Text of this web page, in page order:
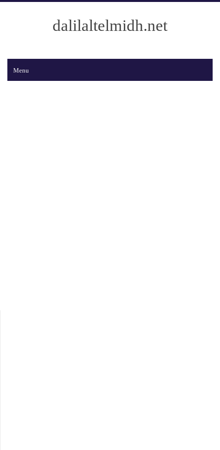
dalilaltelmidh.net
Menu